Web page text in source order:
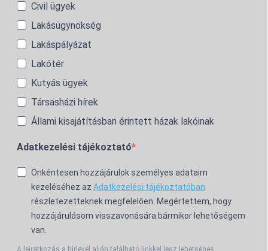
Civil ügyek
Lakásügynökség
Lakáspályázat
Lakótér
Kutyás ügyek
Társasházi hírek
Állami kisajátításban érintett házak lakóinak
Adatkezelési tájékoztató
Önkéntesen hozzájárulok személyes adataim
kezeléséhez az Adatkezelési tájékoztatóban
részletezetteknek megfelelően. Megértettem, hogy
hozzájárulásom visszavonására bármikor lehetőségem
van.
A leiratkozás a hírlevél alján található linkkel lesz lehetséges.